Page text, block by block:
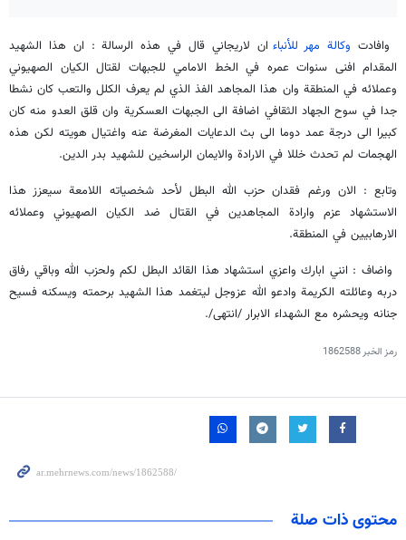
وافادت وكالة مهر للأنباء ان لاريجاني قال في هذه الرسالة : ان هذا الشهيد
المقدام افنى سنوات عمره في الخط الامامي للجبهات لقتال الكيان الصهيوني
وعملائه في المنطقة وان هذا المجاهد الفذ الذي لم يعرف الكلل والتعب كان نشطا
جدا في سوح الجهاد الثقافي اضافة الى الجبهات العسكرية وان قلق العدو منه كان
كبيرا الى درجة عمد دوما الى بث الدعايات المغرضة عنه واغتيال هويته لكن هذه
الهجمات لم تحدث خللا في الارادة والايمان الراسخين للشهيد بدر الدين.
وتابع : الان ورغم فقدان حزب الله البطل لأحد شخصياته اللامعة سيعزز هذا
الاستشهاد عزم وارادة المجاهدين في القتال ضد الكيان الصهيوني وعملائه
الارهابيين في المنطقة.
واضاف : انني ابارك واعزي استشهاد هذا القائد البطل لكم ولحزب الله وباقي رفاق
دربه وعائلته الكريمة وادعو الله عزوجل ليتغمد هذا الشهيد برحمته ويسكنه فسيح
جنانه ويحشره مع الشهداء الابرار /انتهى/.
رمز الخبر1862588
محتوى ذات صلة